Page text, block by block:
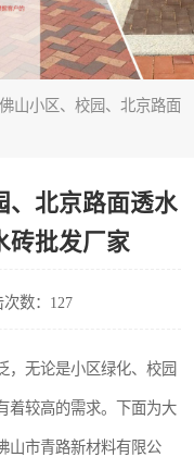
山小区、校园、北京路面
、北京路面透水
砖批发厂家
次数：127
，无论是小区绿化、校园
着较高的需求。下面为大
市青路新材料有限公